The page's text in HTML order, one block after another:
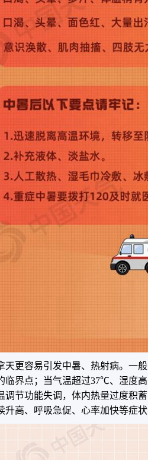
天更容易引发中暑、热射病。一
临界点；当气温超过37℃、湿度
调节功能失调，体内热量过度积
升高、呼吸急促、心率加快等症状